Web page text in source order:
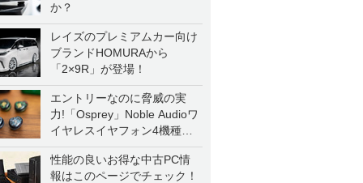
か？
レイズのプレミアムカー向け
ブランドHOMURAから
「2×9R」が登場！
エントリーなのに脅威の実
力!「Osprey」Noble Audioワ
イヤレスイヤフォン4機種を
一気に聴く
性能の良いお得な中古PC情
報はこのページでチェック！